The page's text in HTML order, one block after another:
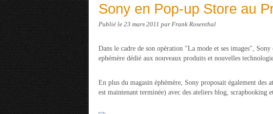
Sony en Pop-up Store au
Publié le 23 mars 2011 par Frank Rosenthal
Dans le cadre de son opération "La mode et ses images",
ephémère dédié aux nouveaux produits et nouvelles
En plus du magasin éphèmère, Sony proposait également des
est maintenant terminée) avec des ateliers blog, scrapbooking